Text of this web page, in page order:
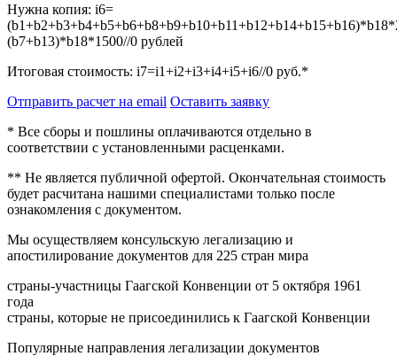
Нужна копия: i6=
(b7+b13)*b18*1500//0 рублей
Итоговая стоимость: i7=i1+i2+i3+i4+i5+i6//0 руб.*
Отправить расчет на email Оставить заявку
* Все сборы и пошлины оплачиваются отдельно в
соответствии с установленными расценками.
** Не является публичной офертой. Окончательная стоимость
будет расчитана нашими специалистами только после
ознакомления с документом.
Мы осуществляем консульскую легализацию и
апостилирование документов для 225 стран мира
страны-участницы Гаагской Конвенции от 5 октября 1961
года
страны, которые не присоединились к Гаагской Конвенции
Популярные направления легализации документов